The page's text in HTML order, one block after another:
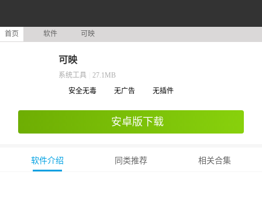
首页 软件 可映
可映
系统工具
27.1MB
安全无毒
无广告 无插件
安卓版下载
软件介绍 同类推荐 相关合集